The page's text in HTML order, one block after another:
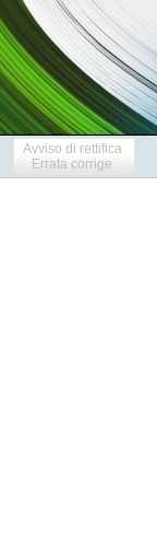
Avviso di rettifica
Errata corrige